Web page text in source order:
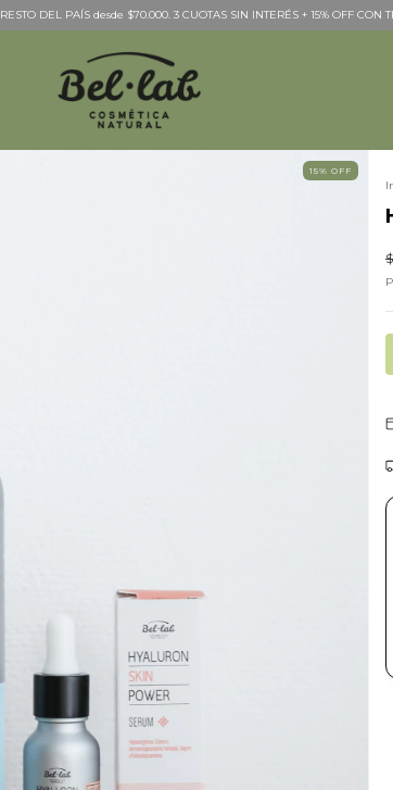
DEL PAÍS desde $70.000. 3 CUOTAS SIN INTERÉS + 15% OFF CON
15% OFF